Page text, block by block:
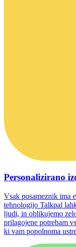
Personalizirano
Vsak posameznik ima
tehnologijo Talkpal
ljudi, in oblikujemo
prilagojene potrebam
ki vam popolnoma